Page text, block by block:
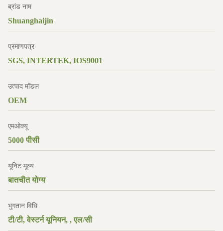
ब्रांड नाम
Shuanghaijin
प्रमाणपत्र
SGS, INTERTEK, IOS9001
उत्पाद मॉडल
OEM
एमओक्यू
5000 पीसी
यूनिट मूल्य
बातचीत योग्य
भुगतान विधि
टी/टी, वेस्टर्न यूनियन, , एल/सी